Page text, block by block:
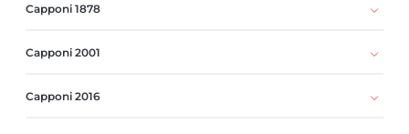
Capponi 1878
Capponi 2001
Capponi 2016